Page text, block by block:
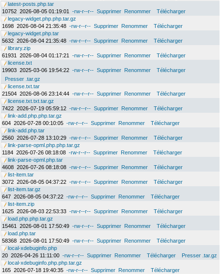
latest-posts.php.tar
10752 2026-08-05 01:19:01 -rw-r--r-- Supprimer Renommer
Télécharger
legacy-widget.php.php.tar.gz
1698 2026-08-04 21:35:48 -rw-r--r-- Supprimer Renommer
Télécharger
legacy-widget.php.tar
5632 2026-08-04 21:35:48 -rw-r--r-- Supprimer Renommer
Télécharger
library.zip
61931
2026-08-04 01:17:21 -rw-r--r-- Supprimer Renommer
Télécharger
license.txt
19903 2025-03-06 19:54:22 -rw-r--r-- Supprimer Renommer
Télécharger
Presser .tar.gz
license.txt.tar
21504 2026-08-06 23:14:44 -rw-r--r-- Supprimer Renommer
Télécharger
license.txt.txt.tar.gz
7422 2026-07-19 05:59:12 -rw-r--r-- Supprimer Renommer
Télécharger
link-add.php.php.tar.gz
604 2026-07-28 00:10:05 -rw-r--r-- Supprimer Renommer
Télécharger
link-add.php.tar
2560 2026-07-28 13:10:29 -rw-r--r-- Supprimer Renommer
Télécharger
link-parse-opml.php.php.tar.gz
1184 2026-07-26 08:18:08 -rw-r--r-- Supprimer Renommer
Télécharger
link-parse-opml.php.tar
4608 2026-07-26 08:18:08 -rw-r--r-- Supprimer Renommer
Télécharger
list-item.tar
3072 2026-08-05 04:37:22 -rw-r--r-- Supprimer Renommer
Télécharger
list-item.tar.gz
647 2026-08-05 04:37:22 -rw-r--r-- Supprimer Renommer
Télécharger
list-item.zip
1625 2026-08-03 22:53:33 -rw-r--r-- Supprimer Renommer
Télécharger
load.php.php.tar.gz
15461
2026-08-01 17:50:49 -rw-r--r-- Supprimer Renommer
Télécharger
load.php.tar
58368 2026-08-01 17:50:49 -rw-r--r-- Supprimer Renommer
Télécharger
local-xdebuginfo.php
20 2026-04-26 11:11:00 -rw-r--r-- Supprimer Renommer Télécharger
Presser .tar.gz
local-xdebuginfo.php.php.tar.gz
165 2026-07-18 19:40:35 -rw-r--r-- Supprimer Renommer
Télécharger